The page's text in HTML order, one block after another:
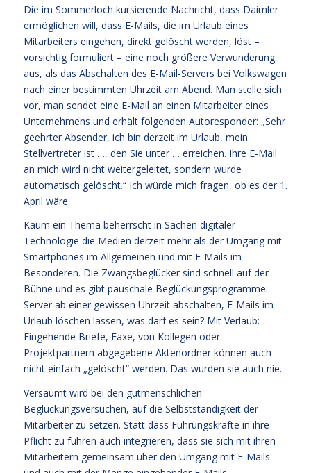
Die im Sommerloch kursierende Nachricht, dass Daimler
ermöglichen will, dass E-Mails, die im Urlaub eines
Mitarbeiters eingehen, direkt gelöscht werden, löst –
vorsichtig formuliert – eine noch größere Verwunderung
aus, als das Abschalten des E-Mail-Servers bei Volkswagen
nach einer bestimmten Uhrzeit am Abend. Man stelle sich
vor, man sendet eine E-Mail an einen Mitarbeiter eines
Unternehmens und erhält folgenden Autoresponder: „Sehr
geehrter Absender, ich bin derzeit im Urlaub, mein
Stellvertreter ist …, den Sie unter … erreichen. Ihre E-Mail
an mich wird nicht weitergeleitet, sondern wurde
automatisch gelöscht.“ Ich würde mich fragen, ob es der 1.
April wäre.
Kaum ein Thema beherrscht in Sachen digitaler
Technologie die Medien derzeit mehr als der Umgang mit
Smartphones im Allgemeinen und mit E-Mails im
Besonderen. Die Zwangsbeglücker sind schnell auf der
Bühne und es gibt pauschale Beglückungsprogramme:
Server ab einer gewissen Uhrzeit abschalten, E-Mails im
Urlaub löschen lassen, was darf es sein? Mit Verlaub:
Eingehende Briefe, Faxe, von Kollegen oder
Projektpartnern abgegebene Aktenordner können auch
nicht einfach „gelöscht“ werden. Das wurden sie auch nie.
Versäumt wird bei den gutmenschlichen
Beglückungsversuchen, auf die Selbstständigkeit der
Mitarbeiter zu setzen. Statt dass Führungskräfte in ihre
Pflicht zu führen auch integrieren, dass sie sich mit ihren
Mitarbeitern gemeinsam über den Umgang mit E-Mails